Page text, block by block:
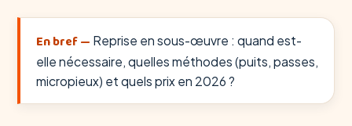
En bref — Reprise en sous-œuvre : quand est-
elle nécessaire, quelles méthodes (puits, passes,
micropieux) et quels prix en 2026 ?